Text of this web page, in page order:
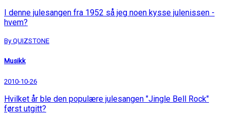
I denne julesangen fra 1952 så jeg noen kysse julenissen -
hvem?
By QUIZSTONE
Musikk
2010-10-26
Hvilket år ble den populære julesangen "Jingle Bell Rock"
først utgitt?